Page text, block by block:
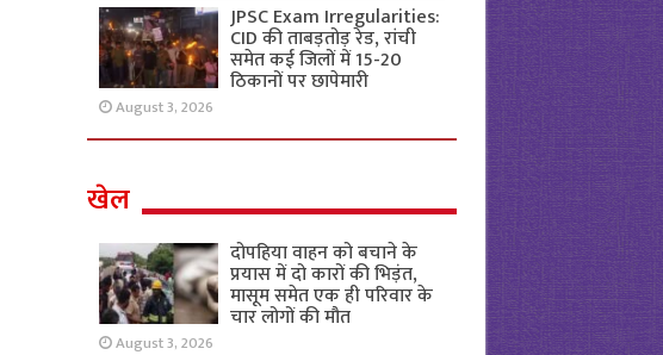
JPSC Exam Irregularities:
CID की ताबड़तोड़ रेड, रांची
समेत कई जिलों में 15-20
ठिकानों पर छापेमारी
August 3, 2026
खेल
दोपहिया वाहन को बचाने के
प्रयास में दो कारों की भिड़ंत,
मासूम समेत एक ही परिवार के
चार लोगों की मौत
August 3, 2026